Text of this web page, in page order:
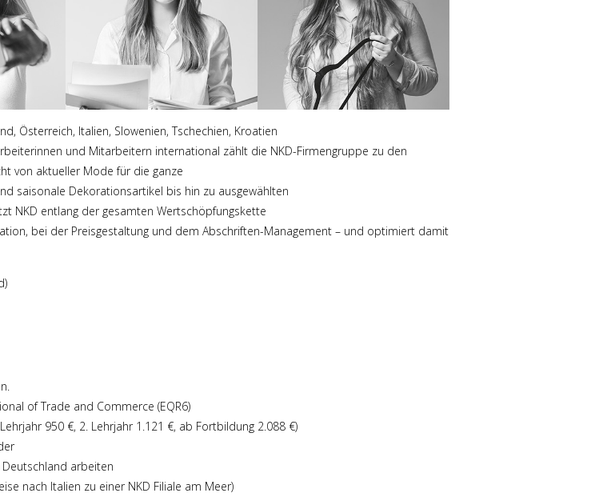
Österreich, Italien, Slowenien, Tschechien, Kroatien
und Mitarbeitern international zählt die NKD-Firmengruppe zu den
von aktueller Mode für die ganze
saisonale Dekorationsartikel bis hin zu ausgewählten
NKD entlang der gesamten Wertschöpfungskette
bei der Preisgestaltung und dem Abschriften-Management – und optimiert damit
of Trade and Commerce (EQR6)
950 €, 2. Lehrjahr 1.121 €, ab Fortbildung 2.088 €)
arbeiten
nach Italien zu einer NKD Filiale am Meer)